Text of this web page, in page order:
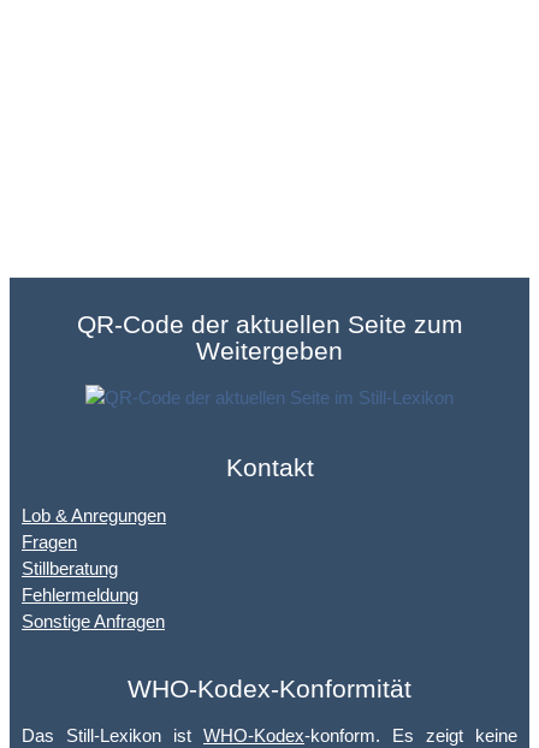
QR-Code der aktuellen Seite zum
Weitergeben
Kontakt
Lob & Anregungen
Fragen
Stillberatung
Fehlermeldung
Sonstige Anfragen
WHO-Kodex-Konformität
Das Still-Lexikon ist WHO-Kodex-konform. Es zeigt keine